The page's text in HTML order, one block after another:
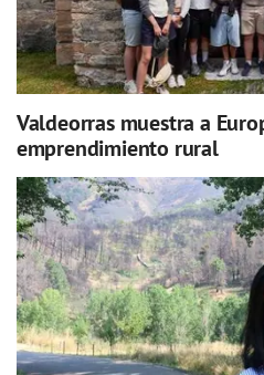
Valdeorras muestra a
emprendimiento rural